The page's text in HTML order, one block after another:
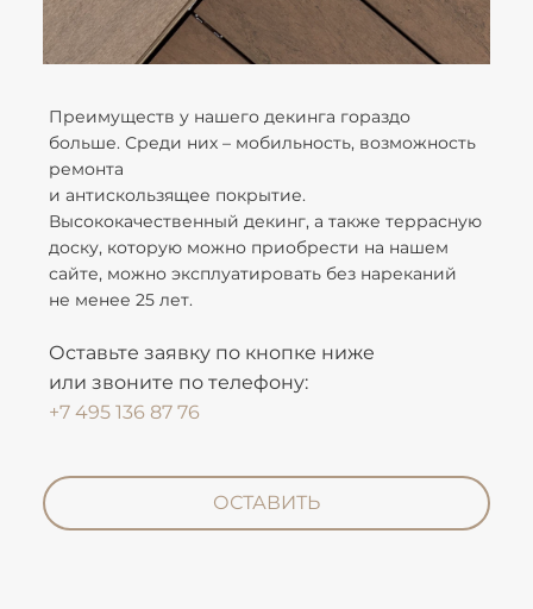
ОСТАВИТЬ
Преимуществ у нашего декинга гораздо
больше. Среди них – мобильность, возможность
ремонта
и антискользящее покрытие.
Высококачественный декинг, а также террасную
доску, которую можно приобрести на нашем
сайте, можно эксплуатировать без нареканий
не менее 25 лет.
Оставьте заявку по кнопке ниже
или звоните по телефону:
+7 495 136 87 76